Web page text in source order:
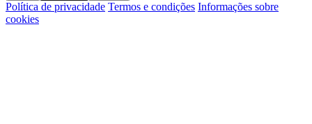
Política de privacidade Termos e condições Informações sobre
cookies